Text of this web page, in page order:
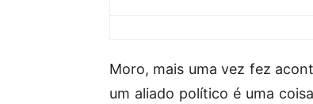
Moro, mais uma vez fez
um aliado político é uma